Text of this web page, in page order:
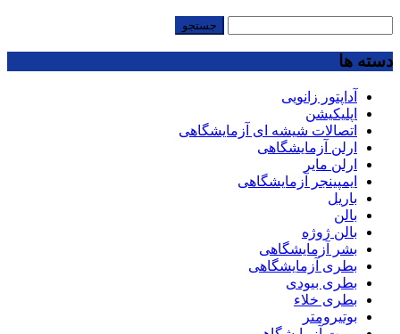
دسته ها
آداپتور زانویی
اپلیکیشن
اتصالات شیشه ای آزمایشگاهی
ارلن آزمایشگاهی
ارلن مایر
ایمپینجر آزمایشگاهی
باریل
بالن
بالن ژوژه
بشر آزمایشگاهی
بطری آزمایشگاهی
بطری بیودی
بطری خلاء
بوتیرومتر